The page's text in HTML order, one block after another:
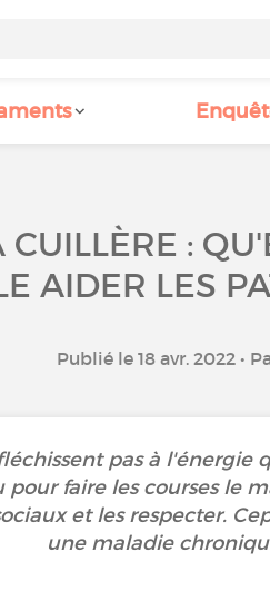
:
AIDER LES
Publié le 18 avr. 2022 •
pas à l'énergie
faire les courses le
et les respecter.
une maladie